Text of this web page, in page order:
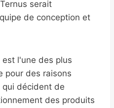
serait
de conception et
l'une des plus
pour des raisons
qui décident de
des produits